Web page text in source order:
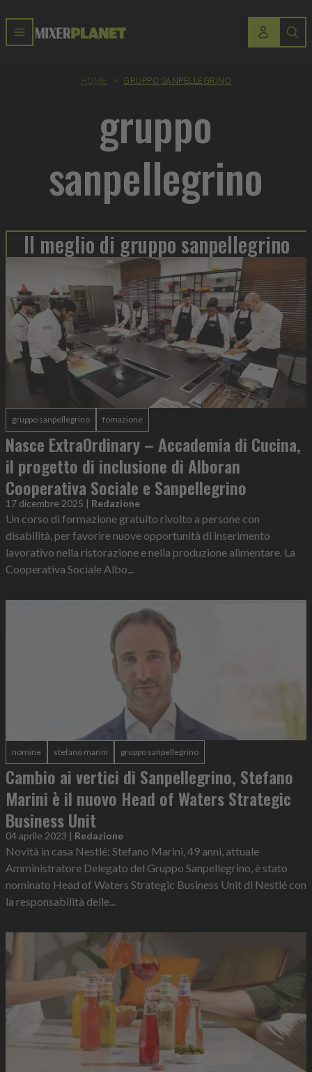
HOME > GRUPPO SANPELLEGRINO
gruppo
sanpellegrino
Il meglio di gruppo sanpellegrino
gruppo sanpellegrino fomazione
Nasce ExtraOrdinary – Accademia di Cucina,
il progetto di inclusione di Alboran
Cooperativa Sociale e Sanpellegrino
17 dicembre 2025 | Redazione
Un corso di formazione gratuito rivolto a persone con
disabilità, per favorire nuove opportunità di inserimento
lavorativo nella ristorazione e nella produzione alimentare. La
Cooperativa Sociale Albo...
nomine stefano marini gruppo sanpellegrino
Cambio ai vertici di Sanpellegrino, Stefano
Marini è il nuovo Head of Waters Strategic
Business Unit
04 aprile 2023 | Redazione
Novità in casa Nestlé: Stefano Marini, 49 anni, attuale
Amministratore Delegato del Gruppo Sanpellegrino, è stato
nominato Head of Waters Strategic Business Unit di Nestlé con
la responsabilità delle...